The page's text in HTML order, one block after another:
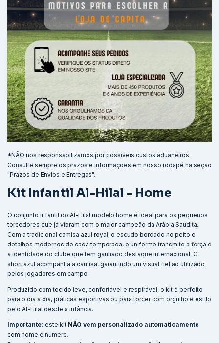
*NÃO nos responsabilizamos por possíveis custos aduaneiros.
Consulte sempre os prazos e informações em nosso rodapé na seção
"Prazos de Envios e Entregas".
Kit Infantil Al-Hilal - Home
O conjunto infantil do Al-Hilal modelo home é ideal para os pequenos
torcedores que já vibram com o maior campeão da Arábia Saudita.
Com a tradicional camisa azul royal, o escudo bordado no peito e
detalhes modernos de cada temporada, o uniforme transmite a força e
a identidade do clube que tem ganhado destaque internacional. O
short azul acompanha a camisa, garantindo um visual fiel ao utilizado
pelos jogadores em campo.
Produzido com tecido leve, confortável e respirável, o kit é perfeito
para o dia a dia, práticas esportivas ou para torcer com orgulho e estilo
pelo Al-Hilal desde a infância.
Importante: este kit NÃO vem personalizado automaticamente
com nome e número.